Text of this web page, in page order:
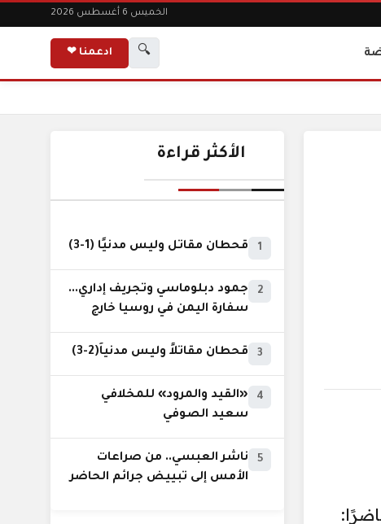
الخميس 6 أغسطس 2026
🔍 ادعمنا ❤
الأكثر قراءة
1 قحطان مقاتل وليس مدنيًا (1-3)
2
جمود دبلوماسي وتجريف إداري...
سفارة اليمن في روسيا خارج
3 قحطان مقاتلاً وليس مدنياً(2-3)
4
«القيد والمرود» للمخلافي
سعيد الصوفي
5
ناشر العبسي.. من صراعات
الأمس إلى تبييض جرائم الحاضر